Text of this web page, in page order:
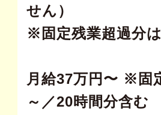
せん）
※固定残業超過分
月給37万円〜 ※固
～／20時間分含む